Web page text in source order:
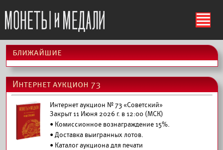
ś
ближайшие
Интернет аукцион 73
Интернет аукцион № 73 «Советский»
Закрыт 11 Июня 2026 г. в 12:00 (МСК)
• Комиссионное вознаграждение 15%.
•Доставка выигранных лотов.
• Каталог аукциона для печати